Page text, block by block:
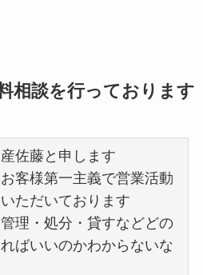
相談を行っております
佐藤と申します
客様第一主義で営業活動
ただいております
理・処分・貸すなどどの
ばいいのかわからないな